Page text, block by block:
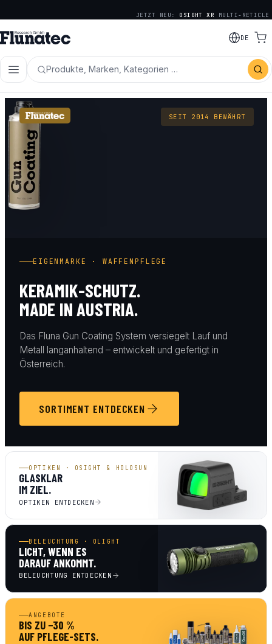
JETZT NEU: OSIGHT XR MULTI-RETICLE
DE
Produkte, Marken, Kategorien …
EIGENMARKE · WAFFENPFLEGE
KERAMIK-SCHUTZ.
MADE IN AUSTRIA.
Das Fluna Gun Coating System versiegelt Lauf und
Metall langanhaltend – entwickelt und gefertigt in
Österreich.
SORTIMENT ENTDECKEN
SEIT 2014 BEWÄHRT
OPTIKEN · OSIGHT & HOLOSUN
GLASKLAR
IM ZIEL.
OPTIKEN ENTDECKEN
BELEUCHTUNG · OLIGHT
LICHT, WENN ES
DARAUF ANKOMMT.
BELEUCHTUNG ENTDECKEN
ANGEBOTE
BIS ZU −30 %
AUF PFLEGE-SETS.